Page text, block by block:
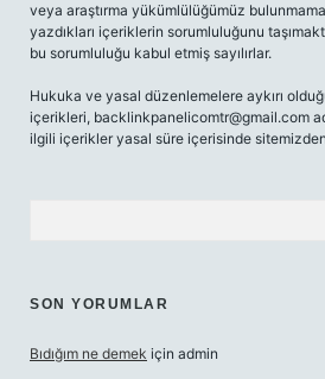
veya araştırma yükümlülüğümüz
yazdıkları içeriklerin sorumluluğunu
bu sorumluluğu kabul etmiş sayılırlar.
Hukuka ve yasal düzenlemelere aykırı
içerikleri, backlinkpanelicomtr@gmail.com
ilgili içerikler yasal süre içerisinde sitemizden
SON YORUMLAR
Bıdığım ne demek için admin